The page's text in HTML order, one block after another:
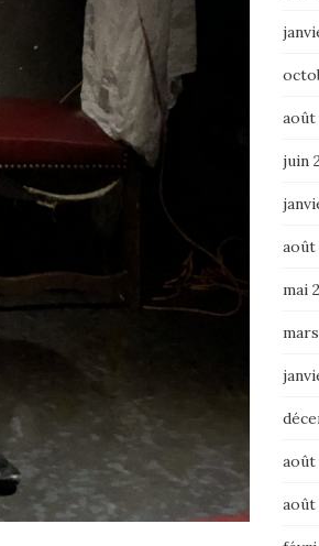
août
juin
août
mai
août
août